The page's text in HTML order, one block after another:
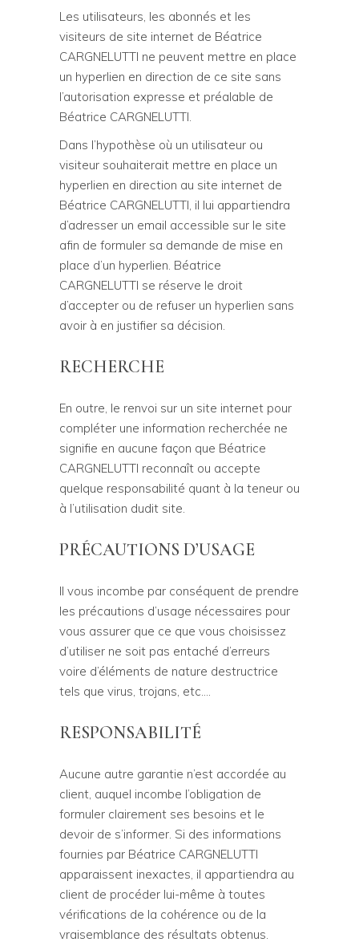
Les utilisateurs, les abonnés et les
visiteurs de site internet de Béatrice
CARGNELUTTI ne peuvent mettre en place
un hyperlien en direction de ce site sans
l’autorisation expresse et préalable de
Béatrice CARGNELUTTI.
Dans l’hypothèse où un utilisateur ou
visiteur souhaiterait mettre en place un
hyperlien en direction au site internet de
Béatrice CARGNELUTTI, il lui appartiendra
d’adresser un email accessible sur le site
afin de formuler sa demande de mise en
place d’un hyperlien. Béatrice
CARGNELUTTI se réserve le droit
d’accepter ou de refuser un hyperlien sans
avoir à en justifier sa décision.
RECHERCHE
En outre, le renvoi sur un site internet pour
compléter une information recherchée ne
signifie en aucune façon que Béatrice
CARGNELUTTI reconnaît ou accepte
quelque responsabilité quant à la teneur ou
à l’utilisation dudit site.
PRÉCAUTIONS D’USAGE
Il vous incombe par conséquent de prendre
les précautions d’usage nécessaires pour
vous assurer que ce que vous choisissez
d’utiliser ne soit pas entaché d’erreurs
voire d’éléments de nature destructrice
tels que virus, trojans, etc….
RESPONSABILITÉ
Aucune autre garantie n’est accordée au
client, auquel incombe l’obligation de
formuler clairement ses besoins et le
devoir de s’informer. Si des informations
fournies par Béatrice CARGNELUTTI
apparaissent inexactes, il appartiendra au
client de procéder lui-même à toutes
vérifications de la cohérence ou de la
vraisemblance des résultats obtenus.